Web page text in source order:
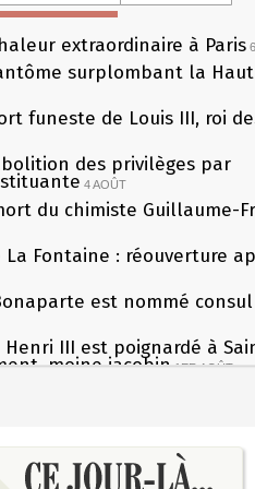
extraordinaire à Paris
surplombant la
funeste de Louis III, roi
des privilèges par
4 AOÛT
du chimiste Guillaume-
La Fontaine : réouverture
est nommé
Henri III est poignardé à
moine jacobin 1ER AOÛT
30 JUILLET de François